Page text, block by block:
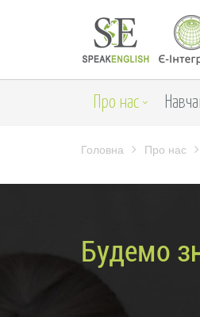
Про нас
Головна Про нас
Будемо